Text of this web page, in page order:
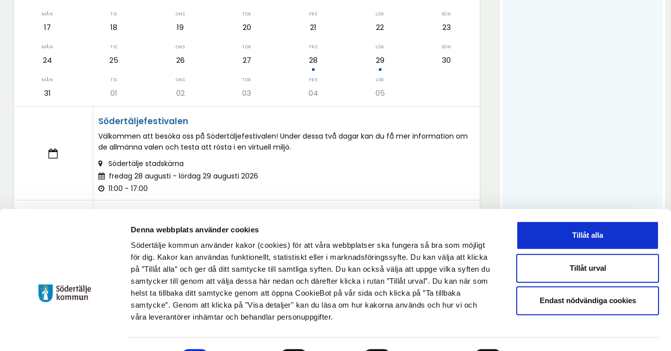
Denna webbplats använder cookies
Södertälje kommun använder kakor (cookies) för att våra webbplatser ska fungera så bra som möjligt
för dig. Kakor kan användas funktionellt, statistiskt eller i marknadsföringssyfte. Du kan välja att klicka
på ”Tillåt alla” och ger då ditt samtycke till samtliga syften. Du kan också välja att uppge vilka syften du
samtycker till genom att välja dessa här nedan och därefter klicka i rutan ”Tillåt urval”. Du kan när som
helst ta tillbaka ditt samtycke genom att öppna CookieBot på vår sida och klicka på ”Ta tillbaka
samtycke”. Genom att klicka på "Visa detaljer" kan du läsa om hur kakorna används och hur vi och
våra leverantörer inhämtar och behandlar personuppgifter.
Tillåt alla
Tillåt urval
Endast nödvändiga cookies
MÅN
17
TIS
18
ONS
19
TOR
20
FRE
21
LÖR
22
SÖN
23
MÅN
24
TIS
25
ONS
26
TOR
27
FRE
28
LÖR
29
SÖN
30
MÅN
31
TIS
01
ONS
02
TOR
03
FRE
04
LÖR
05
Södertäljefestivalen
Välkommen att besöka oss på Södertäljefestivalen! Under dessa två dagar kan du få mer information om
de allmänna valen och testa att rösta i en virtuell miljö.
Södertälje stadskärna
fredag 28 augusti - lördag 29 augusti 2026
11:00 - 17:00
Vallokalerna håller öppet mellan klockan 08.00 och 20.00.
söndag 13 september 2026
08:00 - 20:00
Uppdaterad: 2026-04-20
Blev du hjälpt av informationen på den här sidan?